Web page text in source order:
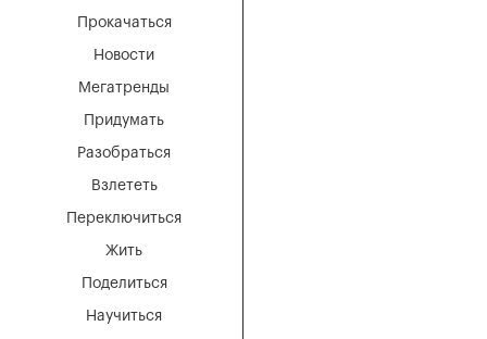
Мегатренды
Придумать
Разобраться
Взлететь
Новости
Переключиться
Жить
Поделиться
Научиться
Прокачаться